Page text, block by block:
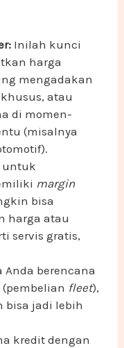
Inilah kunci
harga
mengadakan
atau
di momen-
(misalnya
untuk
margin
bisa
harga atau
servis gratis,
Anda berencana
fleet),
bisa jadi lebih
kredit dengan